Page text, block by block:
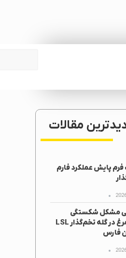
مقالات
پایش عملکرد فارم
مشکل شکستگی
تخم‌مرغ در گله تخم‌گذار LSL
فارس